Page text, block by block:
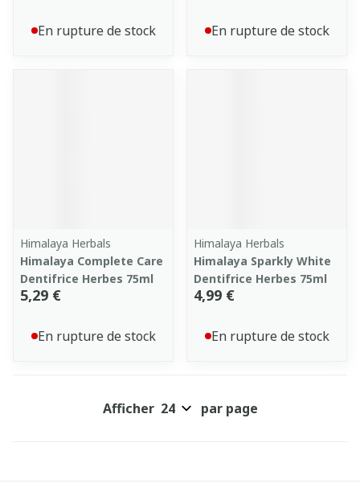
En rupture de stock En rupture de stock
Himalaya Herbals
Himalaya Complete Care
Dentifrice Herbes 75ml
5,29 €
En rupture de stock
Himalaya Herbals
Himalaya Sparkly White
Dentifrice Herbes 75ml
4,99 €
En rupture de stock
Afficher par page